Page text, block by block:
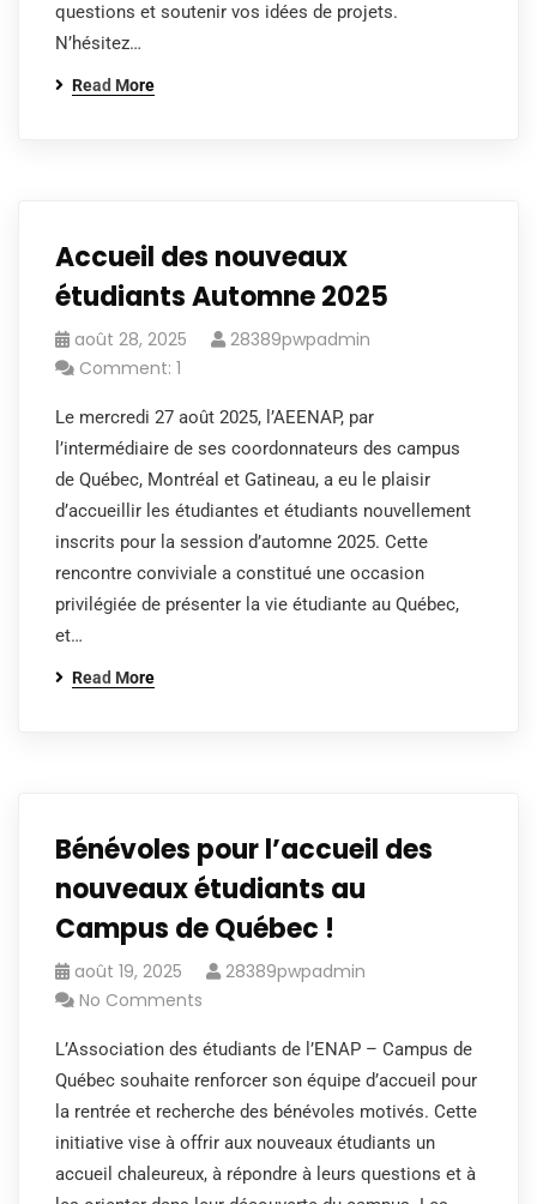
questions et soutenir vos idées de projets.
N’hésitez…
Read More
Accueil des nouveaux
étudiants Automne 2025
août 28, 2025
28389pwpadmin
Comment: 1
Le mercredi 27 août 2025, l’AEENAP, par
l’intermédiaire de ses coordonnateurs des campus
de Québec, Montréal et Gatineau, a eu le plaisir
d’accueillir les étudiantes et étudiants nouvellement
inscrits pour la session d’automne 2025. Cette
rencontre conviviale a constitué une occasion
privilégiée de présenter la vie étudiante au Québec,
et…
Read More
Bénévoles pour l’accueil des
nouveaux étudiants au
Campus de Québec !
août 19, 2025
28389pwpadmin
No Comments
L’Association des étudiants de l’ENAP – Campus de
Québec souhaite renforcer son équipe d’accueil pour
la rentrée et recherche des bénévoles motivés. Cette
initiative vise à offrir aux nouveaux étudiants un
accueil chaleureux, à répondre à leurs questions et à